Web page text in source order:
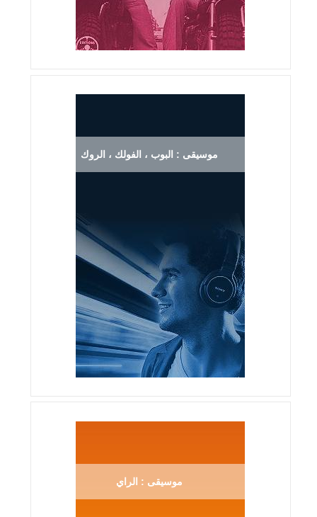
موسيقى : البوب ، الفولك ، الروك
موسيقى : الراي